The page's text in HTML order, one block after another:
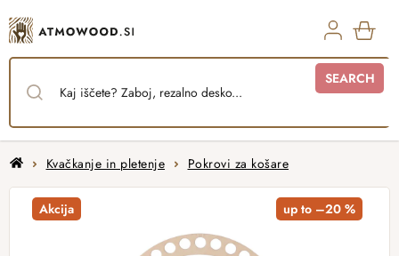
to
content
SEARCH
HomeKvačkanje in pletenje Pokrovi za košare
Akcija up to –20 %